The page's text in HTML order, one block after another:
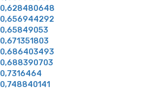
0,628480648
0,656944292
0,65849053
0,671351803
0,686403493
0,688390703
0,7316464
0,748840141